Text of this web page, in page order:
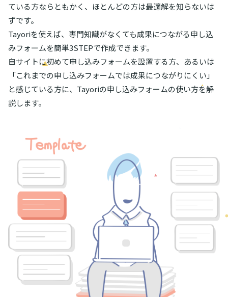
ている方ならともかく、ほとんどの方は最適解を知らないは
ずです。
Tayoriを使えば、専門知識がなくても成果につながる申し込
みフォームを簡単3STEPで作成できます。
自サイトに初めて申し込みフォームを設置する方、あるいは
「これまでの申し込みフォームでは成果につながりにくい」
と感じている方に、Tayoriの申し込みフォームの使い方を解
説します。